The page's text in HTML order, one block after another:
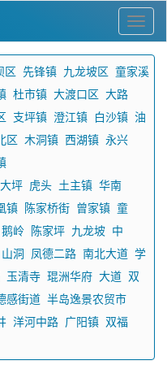
区 先锋镇 九龙坡区 童家溪
杜市镇 大渡口区 大路
支坪镇 澄江镇 白沙镇 油
区 木洞镇 西湖镇 永兴
大坪 虎头 土主镇 华南
镇 陈家桥街 曾家镇 童
鹅岭 陈家坪 九龙坡 中
山洞 凤德二路 南北大道 学
玉清寺 琨洲华府 大道 双
感街道 半岛逸景农贸市
洋河中路 广阳镇 双福